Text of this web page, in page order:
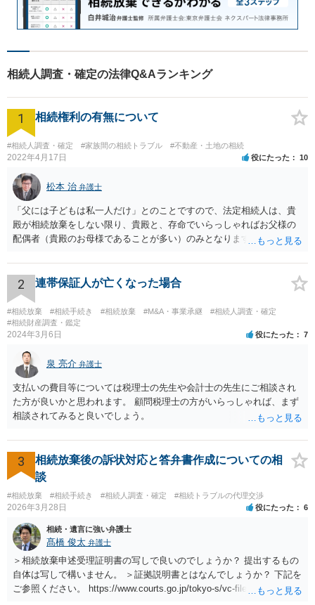
相続人調査・確定の法律Q&Aランキング
1 相続権利の有無について
#相続人調査・確定 #家族間の相続トラブル #不動産・土地の相続
2022年4月17日 役にたった 10
松本 治 弁護士
「父には子どもは私一人だけ」とのことですので、法定相続人は、貴
殿が相続放棄をしない限り、貴殿と、存命でいらっしゃればお父様の
配偶者（貴殿のお母様であることが多い）のみとなります。遺言がな
2 連帯保証人が亡くなった場合
#相続放棄 #相続手続き #相続放棄 #M&A・事業承継
#相続人調査・確定
#相続財産調査・鑑定
2024年3月6日 役にたった 7
泉 亮介 弁護士
支払いの費目等については税理士の先生や会計士の先生にご相談され
た方が良いかと思われます。 顧問税理士の方がいらっしゃれば、まず
相談されてみると良いでしょう。
3
相続放棄後の訴状対応と答弁書作成についての相
談
#相続放棄 #相続手続き #相続人調査・確定 #相続トラブルの代理交渉
2026年3月28日 役にたった 6
相続・遺言に強い弁護士
髙橋 俊太 弁護士
＞相続放棄申述受理証明書の写しで良いのでしょうか？ 提出するもの
自体は写しで構いません。 ＞証拠説明書とはなんでしょうか？ 下記を
ご参照ください。 https://www.courts.go.jp/tokyo-s/vc-files/tokyo-s/file/